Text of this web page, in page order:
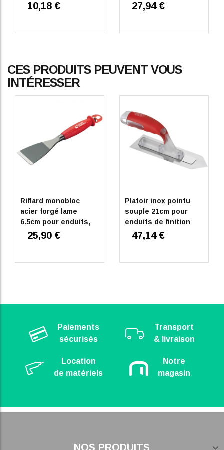
250 unités)
10,18 €
mm (boîte de 1000
27,94 €
CES PRODUITS PEUVENT VOUS
INTÉRESSER
Riflard monobloc
acier forgé lame
6.5cm pour enduits,
platres et ciments
25,90 €
Platoir inox pointu
souple 21cm pour
enduits de finition
47,14 €
Paiements
sécurisés
Transport
& livraison
Location
de matériels
Notre
magasin
NOS PRODUITS